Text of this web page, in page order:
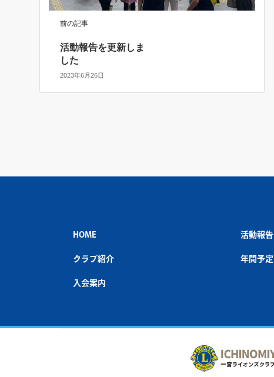
前の記事
活動報告を更新しま
した
2023年6月26日
HOME
クラブ紹介
入会案内
活動報告
年間予定